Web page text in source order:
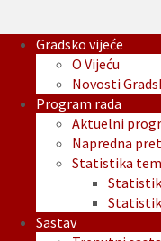
Gradsko vijeće
O Vijeću
Novosti
Program rada
Aktuelni
Napredna
Statistika
Sastav